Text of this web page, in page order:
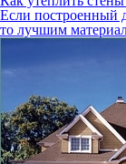
Если построенный
то лучшим